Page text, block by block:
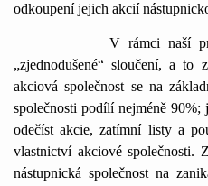
odkoupení jejich akcií
V rámci naší
„zjednodušené“ sloučení, a to
akciová společnost se na
společnosti podílí nejméně 90%;
odečíst akcie, zatímní listy a
vlastnictví akciové
nástupnická společnost na